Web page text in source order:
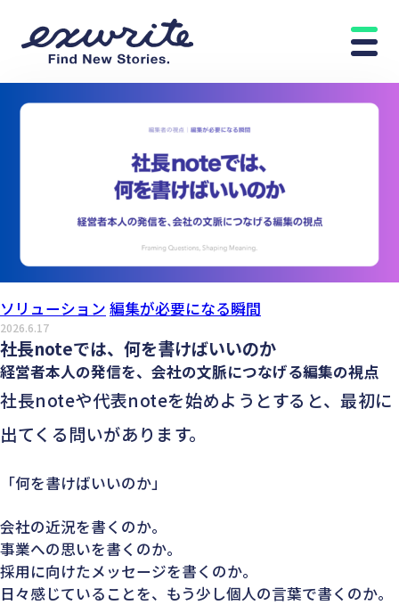
ソリューション 編集が必要になる瞬間
2026.6.17
社長noteでは、何を書けばいいのか
経営者本人の発信を、会社の文脈につなげる編集の視点
社長noteや代表noteを始めようとすると、最初に
出てくる問いがあります。
「何を書けばいいのか」
会社の近況を書くのか。
事業への思いを書くのか。
採用に向けたメッセージを書くのか。
日々感じていることを、もう少し個人の言葉で書くのか。